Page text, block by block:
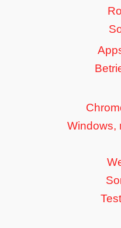
Windows,